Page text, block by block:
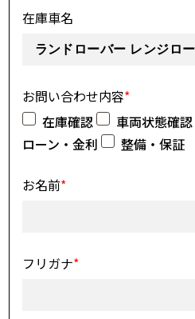
在庫車名
お問い合わせ内容*
在庫確認
車両状態確認
ローン・金利
整備・保証
お名前*
フリガナ*